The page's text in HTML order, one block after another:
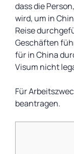
dass die
wird, um in
Reise
Geschäften
für in China
Visum nicht
Für
beantragen.